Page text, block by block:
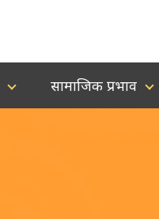
सामाजिक प्रभाव